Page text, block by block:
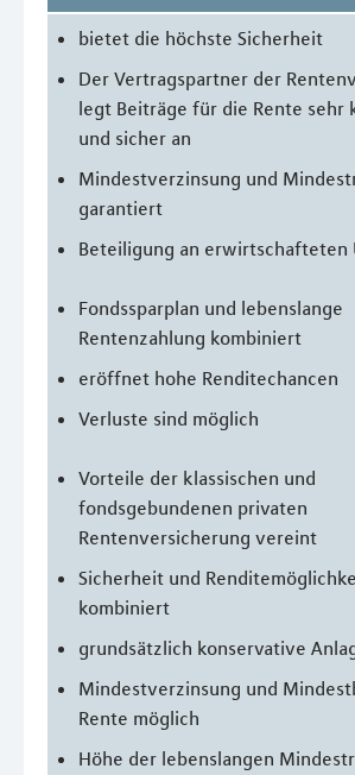
bietet die höchste Sicherheit
Der Vertragspartner der
legt Beiträge für die Rente sehr
und sicher an
Mindestverzinsung und
garantiert
Beteiligung an erwirtschafteten
Fondssparplan und lebenslange
Rentenzahlung kombiniert
eröffnet hohe Renditechancen
Verluste sind möglich
Vorteile der klassischen und
fondsgebundenen privaten
Rentenversicherung vereint
Sicherheit und
kombiniert
grundsätzlich konservative
Mindestverzinsung und
Rente möglich
Höhe der lebenslangen